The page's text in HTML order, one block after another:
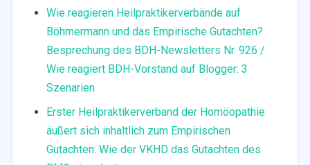
Wie reagieren Heilpraktikerverbände auf
Böhmermann und das Empirische Gutachten?
Besprechung des BDH-Newsletters Nr. 926 /
Wie reagiert BDH-Vorstand auf Blogger: 3
Szenarien
Erster Heilpraktikerverband der Homöopathie
äußert sich inhaltlich zum Empirischen
Gutachten: Wie der VKHD das Gutachten des